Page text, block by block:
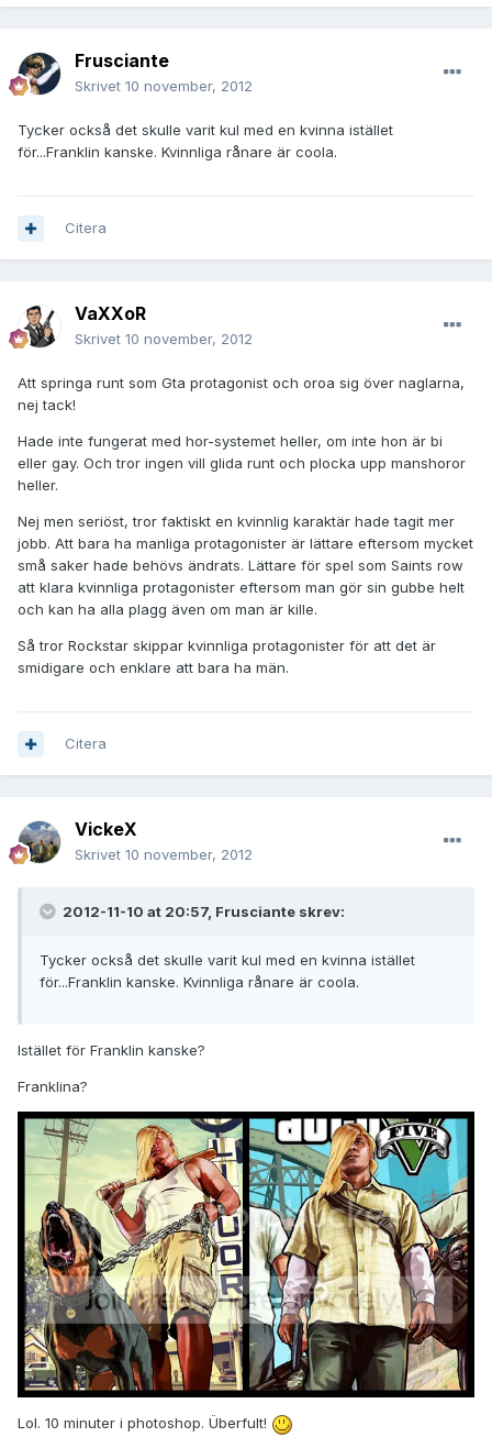
Frusciante
Skrivet 10 november, 2012
Tycker också det skulle varit kul med en kvinna istället
för...Franklin kanske. Kvinnliga rånare är coola.
Citera
VaXXoR
Skrivet 10 november, 2012
Att springa runt som Gta protagonist och oroa sig över naglarna,
nej tack!
Hade inte fungerat med hor-systemet heller, om inte hon är bi
eller gay. Och tror ingen vill glida runt och plocka upp manshoror
heller.
Nej men seriöst, tror faktiskt en kvinnlig karaktär hade tagit mer
jobb. Att bara ha manliga protagonister är lättare eftersom mycket
små saker hade behövs ändrats. Lättare för spel som Saints row
att klara kvinnliga protagonister eftersom man gör sin gubbe helt
och kan ha alla plagg även om man är kille.
Så tror Rockstar skippar kvinnliga protagonister för att det är
smidigare och enklare att bara ha män.
Citera
VickeX
Skrivet 10 november, 2012
2012-11-10 at 20:57, Frusciante skrev:
Tycker också det skulle varit kul med en kvinna istället
för...Franklin kanske. Kvinnliga rånare är coola.
Istället för Franklin kanske?
Franklina?
Lol. 10 minuter i photoshop. Überfult!